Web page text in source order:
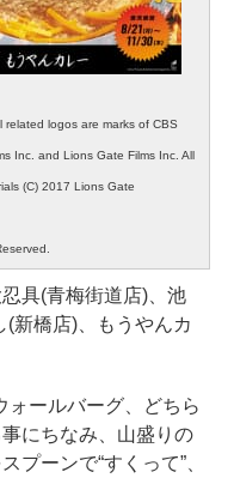
related logos are marks of CBS
Inc. and Lions Gate Films Inc. All
(C) 2017 Lions Gate
具(青梅街道店)、池
新橋店)、もうやんカ
ールバーグ、どちら
にちなみ、山盛りの
プーンで“すくって”、